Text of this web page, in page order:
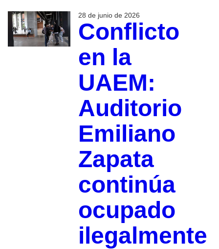
28 de junio de 2026
Conflicto
en la
UAEM:
Auditorio
Emiliano
Zapata
continúa
ocupado
ilegalmente